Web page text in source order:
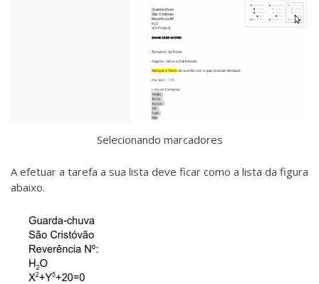
Selecionando marcadores
A efetuar a tarefa a sua lista deve ficar como a lista da figura
abaixo.